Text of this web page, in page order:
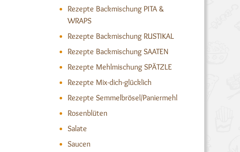
Rezepte Backmischung PITA &
WRAPS
Rezepte Backmischung RUSTIKAL
Rezepte Backmischung SAATEN
Rezepte Mehlmischung SPÄTZLE
Rezepte Mix-dich-glücklich
Rezepte Semmelbrösel/Paniermehl
Rosenblüten
Salate
Saucen